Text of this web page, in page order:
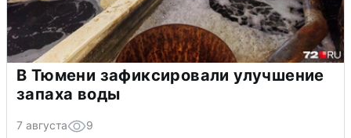
В Тюмени зафиксировали улучшение
запаха воды
7 августа 9